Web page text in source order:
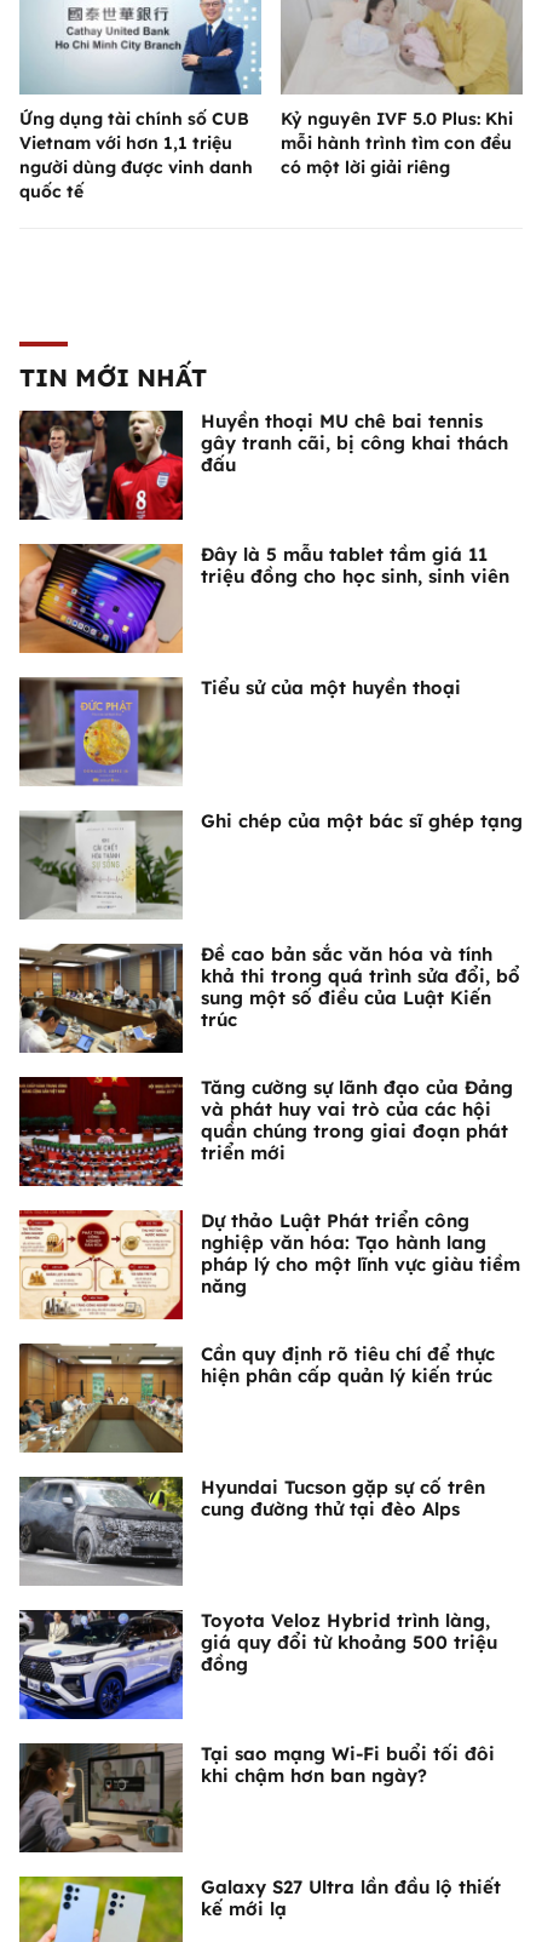
Ứng dụng tài chính số CUB
Vietnam với hơn 1,1 triệu
người dùng được vinh danh
quốc tế
Kỷ nguyên IVF 5.0 Plus: Khi
mỗi hành trình tìm con đều
có một lời giải riêng
TIN MỚI NHẤT
Huyền thoại MU chê bai tennis
gây tranh cãi, bị công khai thách
đấu
Đây là 5 mẫu tablet tầm giá 11
triệu đồng cho học sinh, sinh viên
Tiểu sử của một huyền thoại
Ghi chép của một bác sĩ ghép tạng
Đề cao bản sắc văn hóa và tính
khả thi trong quá trình sửa đổi, bổ
sung một số điều của Luật Kiến
trúc
Tăng cường sự lãnh đạo của Đảng
và phát huy vai trò của các hội
quần chúng trong giai đoạn phát
triển mới
Dự thảo Luật Phát triển công
nghiệp văn hóa: Tạo hành lang
pháp lý cho một lĩnh vực giàu tiềm
năng
Cần quy định rõ tiêu chí để thực
hiện phân cấp quản lý kiến trúc
Hyundai Tucson gặp sự cố trên
cung đường thử tại đèo Alps
Toyota Veloz Hybrid trình làng,
giá quy đổi từ khoảng 500 triệu
đồng
Tại sao mạng Wi-Fi buổi tối đôi
khi chậm hơn ban ngày?
Galaxy S27 Ultra lần đầu lộ thiết
kế mới lạ